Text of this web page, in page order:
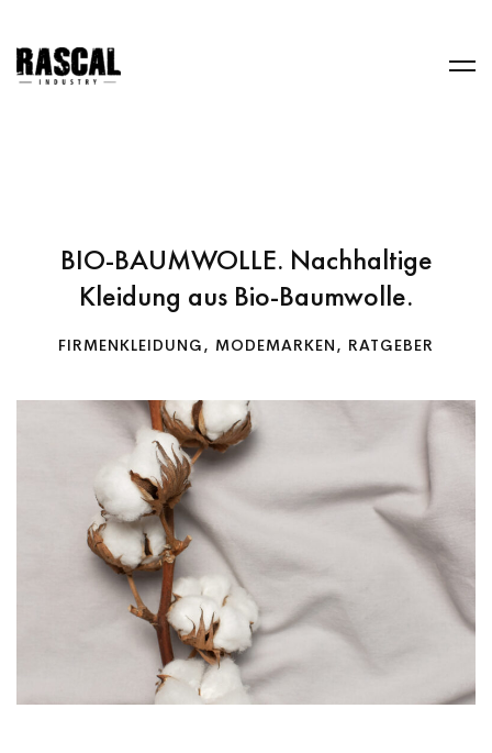
BIO-BAUMWOLLE. Nachhaltige
Kleidung aus Bio-Baumwolle.
FIRMENKLEIDUNG, MODEMARKEN, RATGEBER